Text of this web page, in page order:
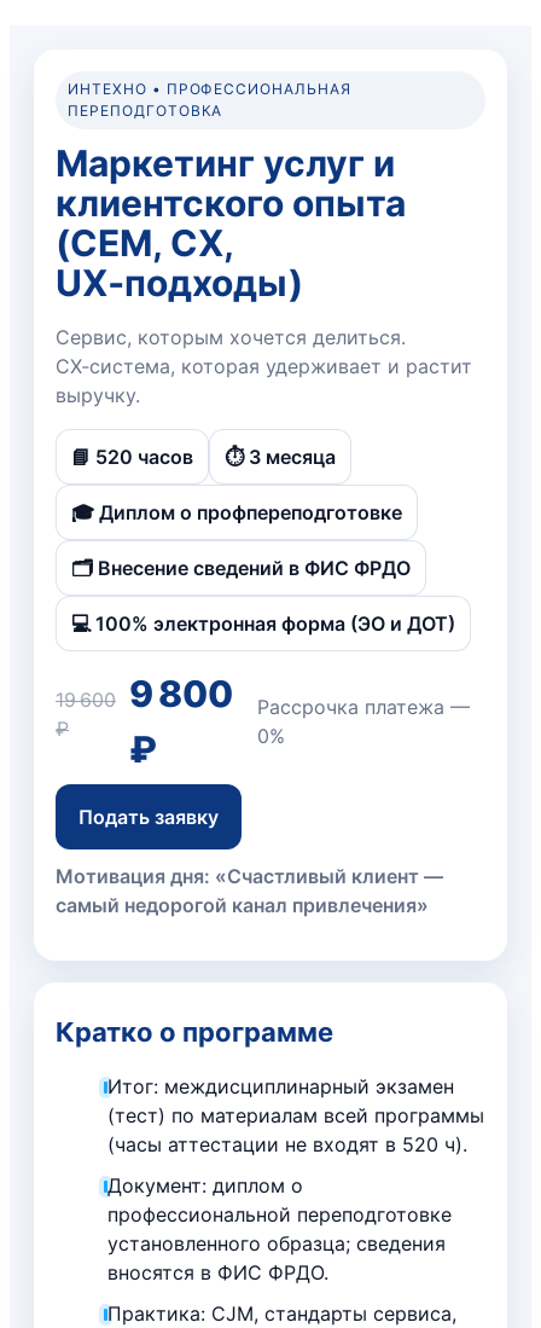
ИНТЕХНО • ПРОФЕССИОНАЛЬНАЯ
ПЕРЕПОДГОТОВКА
Маркетинг услуг и
клиентского опыта
(CEM, CX,
UX‑подходы)
Сервис, которым хочется делиться.
CX‑система, которая удерживает и растит
выручку.
📘 520 часов ⏱️ 3 месяца
🎓 Диплом о профпереподготовке
🗂️ Внесение сведений в ФИС ФРДО
💻 100% электронная форма (ЭО и ДОТ)
19 600
₽
9 800
₽
Рассрочка платежа —
0%
Подать заявку
Мотивация дня: «Счастливый клиент —
самый недорогой канал привлечения»
Кратко о программе
Итог: междисциплинарный экзамен
(тест) по материалам всей программы
(часы аттестации не входят в 520 ч).
Документ: диплом о
профессиональной переподготовке
установленного образца; сведения
вносятся в ФИС ФРДО.
Практика: CJM, стандарты сервиса,